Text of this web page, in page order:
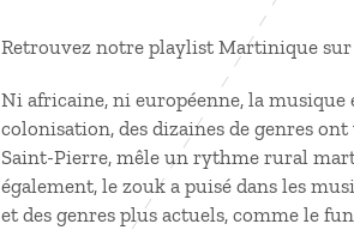
Retrouvez notre playlist Martinique sur
Ni africaine, ni européenne, la
colonisation, des dizaines de genres
Saint-Pierre, mêle un rythme rural
également, le zouk a puisé dans les
et des genres plus actuels, comme le